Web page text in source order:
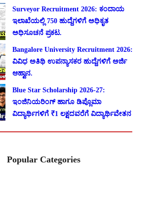
Surveyor Recruitment 2026: ಕಂದಾಯ
ಇಲಾಖೆಯಲ್ಲಿ 750 ಹುದ್ದೆಗಳಿಗೆ ಅಧಿಕೃತ
ಅಧಿಸೂಚನೆ ಪ್ರಕಟ.
Bangalore University Recruitment 2026:
ವಿವಿಧ ಅತಿಥಿ ಉಪನ್ಯಾಸಕರ ಹುದ್ದೆಗಳಿಗೆ ಅರ್ಜಿ
ಆಹ್ವಾನ.
Blue Star Scholarship 2026-27:
ಇಂಜಿನಿಯರಿಂಗ್ ಹಾಗೂ ಡಿಪ್ಲೊಮಾ
ವಿದ್ಯಾರ್ಥಿಗಳಿಗೆ ₹1 ಲಕ್ಷದವರೆಗೆ ವಿದ್ಯಾರ್ಥಿವೇತನ
Popular Categories